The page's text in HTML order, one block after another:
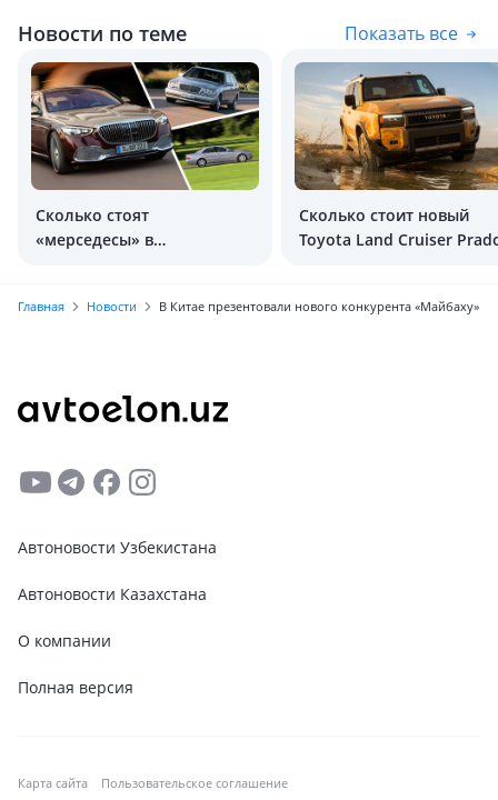
Новости по теме Показать все
Сколько стоят
«мерседесы» в
Сколько стоит новый
Toyota Land Cruiser
Главная Новости В Китае презентовали нового конкурента «Майбаху»
Автоновости Узбекистана
Автоновости Казахстана
О компании
Полная версия
Карта сайта Пользовательское соглашение